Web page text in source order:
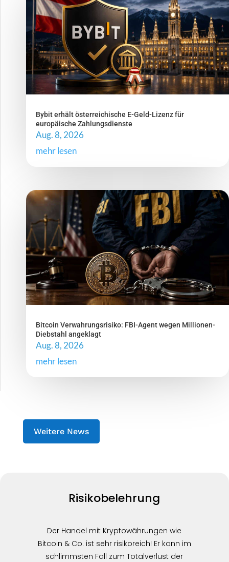
Bybit erhält österreichische E-Geld-Lizenz für
europäische Zahlungsdienste
Aug. 8, 2026
mehr lesen
Bitcoin Verwahrungsrisiko: FBI-Agent wegen Millionen-
Diebstahl angeklagt
Aug. 8, 2026
mehr lesen
Weitere News
Risikobelehrung
Der Handel mit Kryptowährungen wie
Bitcoin & Co. ist sehr risikoreich! Er kann im
schlimmsten Fall zum Totalverlust der